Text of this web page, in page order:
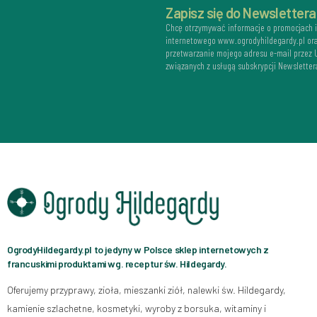
Zapisz się do Newslettera
Chcę otrzymywać informacje o promocjach
internetowego www.ogrodyhildegardy.pl
przetwarzanie mojego adresu e-mail przez
związanych z usługą subskrypcji
OgrodyHildegardy.pl to jedyny w Polsce sklep internetowych z
francuskimi produktami wg. receptur św. Hildegardy.
Oferujemy przyprawy, zioła, mieszanki ziół, nalewki św. Hildegardy,
kamienie szlachetne, kosmetyki, wyroby z borsuka, witaminy i